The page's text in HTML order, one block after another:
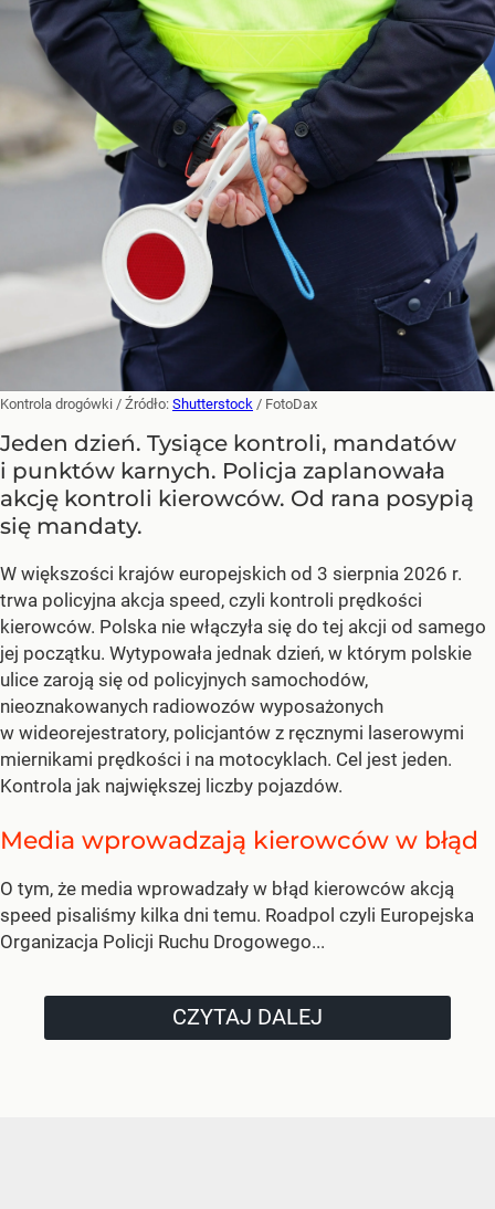
Kontrola drogówki / Źródło: Shutterstock / FotoDax
Jeden dzień. Tysiące kontroli, mandatów
i punktów karnych. Policja zaplanowała
akcję kontroli kierowców. Od rana posypią
się mandaty.
W większości krajów europejskich od 3 sierpnia 2026 r.
trwa policyjna akcja speed, czyli kontroli prędkości
kierowców. Polska nie włączyła się do tej akcji od samego
jej początku. Wytypowała jednak dzień, w którym polskie
ulice zaroją się od policyjnych samochodów,
nieoznakowanych radiowozów wyposażonych
w wideorejestratory, policjantów z ręcznymi laserowymi
miernikami prędkości i na motocyklach. Cel jest jeden.
Kontrola jak największej liczby pojazdów.
Media wprowadzają kierowców w błąd
O tym, że media wprowadzały w błąd kierowców akcją
speed pisaliśmy kilka dni temu. Roadpol czyli Europejska
Organizacja Policji Ruchu Drogowego...
CZYTAJ DALEJ